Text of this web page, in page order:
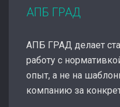
АПБ ГРАД
АПБ ГРАД делает
работу с
опыт, а не на
компанию за